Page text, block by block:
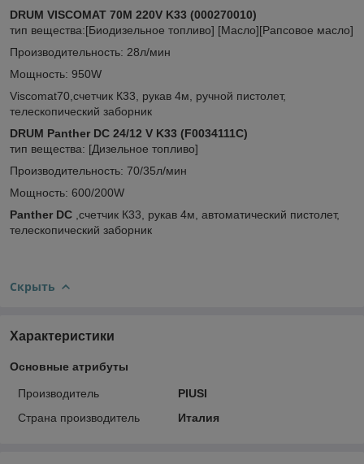
DRUM VISCOMAT 70M 220V K33 (000270010)
тип вещества:[Биодизельное топливо] [Масло][Рапсовое масло]
Производительность: 28л/мин
Мощность: 950W
Viscomat70,счетчик К33, рукав 4м, ручной пистолет,
телескопический заборник
DRUM Panther DC 24/12 V K33 (F0034111С)
тип вещества: [Дизельное топливо]
Производительность: 70/35л/мин
Мощность: 600/200W
Panther DC ,счетчик К33, рукав 4м, автоматический пистолет,
телескопический заборник
Скрыть
Характеристики
Основные атрибуты
Производитель
PIUSI
Страна производитель
Италия